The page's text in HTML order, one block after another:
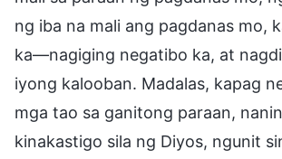
ng iba na mali ang pagdanas mo,
ka—nagiging negatibo ka, at
iyong kalooban. Madalas, kapag
mga tao sa ganitong paraan,
kinakastigo sila ng Diyos, ngunit